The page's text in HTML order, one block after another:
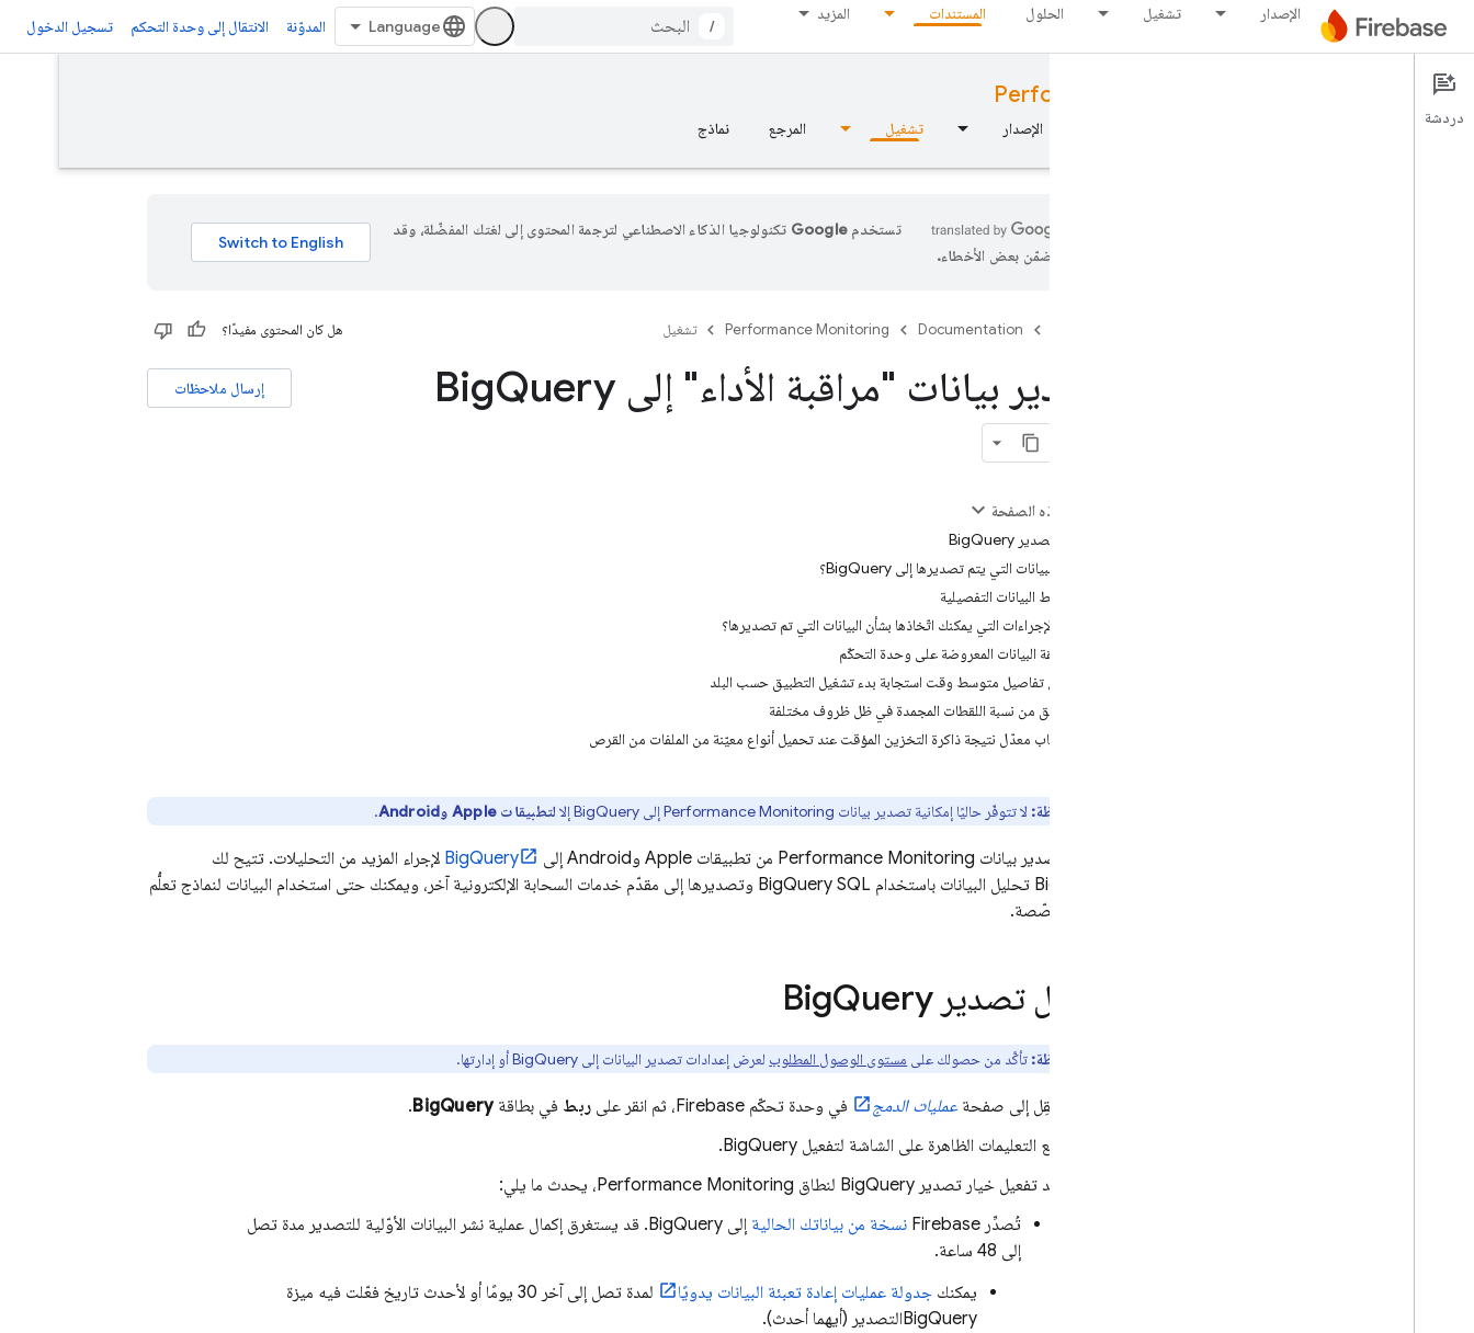
الإصدار تشغيل الحلول المستندات المزيد
/ المدوّنة الانتقال إلى وحدة التحكم تسجيل الدخول
Documentation
Performance Monitoring
نظرة عامة الإصدار تشغيل المرجع نماذج
تستخدم Google تكنولوجيا الذكاء الاصطناعي لترجمة المحتوى إلى لغتك المفضّلة، وقد
تتضمّن بعض الأخطاء.
Documentation
Performance Monitoring تشغيل هل كان المحتوى مفيدًا؟
إرسال ملاحظات تصدير بيانات "مراقبة الأداء" إلى BigQuery
على هذه الصفحة
تفعيل تصدير BigQuery
ما هي البيانات التي يتم تصديرها إلى BigQuery؟
مخطط البيانات التفصيلية
ما هي الإجراءات التي يمكنك اتّخاذها بشأن البيانات التي تم تصديرها؟
مطابقة البيانات المعروضة على وحدة التحكّم
عرض تفاصيل متوسط وقت استجابة بدء تشغيل التطبيق حسب البلد
التحقّق من نسبة اللقطات المجمدة في ظل ظروف مختلفة
احتساب معدّل نتيجة ذاكرة التخزين المؤقت عند تحميل أنواع معيّنة من الملفات من القرص
ملاحظة: لا تتوفّر حاليًا إمكانية تصدير بيانات Performance Monitoringإلى BigQueryإلا لتطبيقات Apple وAndroid .
يمكنك تصدير بيانات Performance Monitoring من تطبيقات Apple وAndroid إلى BigQuery لإجراء المزيد من التحليلات. تتيح لك
BigQuery تحليل البيانات باستخدام BigQuery SQL وتصديرها إلى مقدّم خدمات السحابة الإلكترونية آخر، ويمكنك حتى استخدام البيانات لنماذج تعلُّم
الآلة المخصّصة.
تفعيل تصدير BigQuery
ملاحظة: تأكَّد من حصولك على مستوى الوصول المطلوب لعرض إعدادات تصدير البيانات إلى BigQueryأو إدارتها.
انتقِل إلى صفحة عمليات الدمج في وحدة تحكّم Firebase، ثم انقر على ربط في بطاقةBigQuery
.
اتّبِع التعليمات الظاهرة على الشاشة لتفعيل BigQuery
.
عند تفعيل خيار تصدير BigQuery لنطاق Performance Monitoring، يحدث ما يلي:
تُصدِّر Firebase
نسخة من بياناتك الحالية إلى BigQuery. قد يستغرق إكمال عملية نشر البيانات الأوّلية للتصدير مدة تصل
إلى 48 ساعة.
يمكنك جدولة عمليات إعادة تعبئة البيانات يدويًا
لمدة تصل إلى آخر 30 يومًا أو لأحدث تاريخ فعّلت فيه ميزة
BigQueryالتصدير (أيهما أحدث).
دردشة